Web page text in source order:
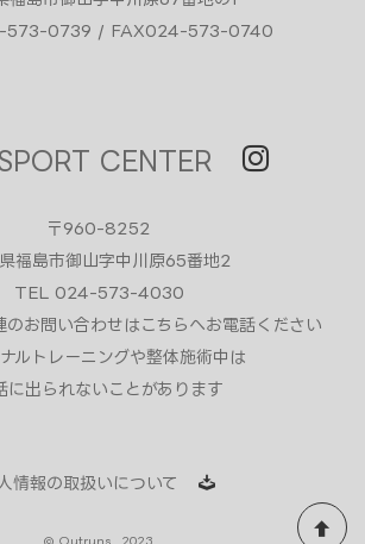
573-0739 / FAX024-573-0740
CENTER
〒960-8252
福島市御山字中川原65番地2
TEL 024-573-4030
のお問い合わせはこちらへお電話ください
ルトレーニングや整体施術中は
に出られないことがあります
情報の取扱いについて
© Outruns 2023